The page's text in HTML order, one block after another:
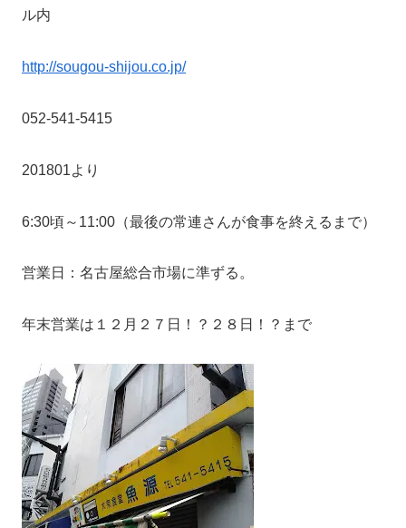
ル内
http://sougou-shijou.co.jp/
052-541-5415
201801より
6:30頃～11:00（最後の常連さんが食事を終えるまで）
営業日：名古屋総合市場に準ずる。
年末営業は１２月２７日！？２８日！？まで